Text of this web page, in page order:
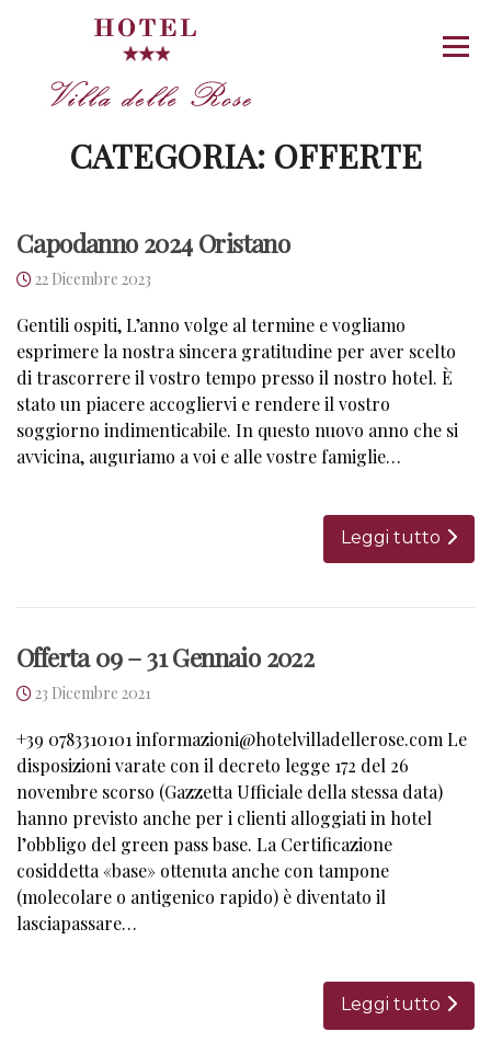
Menu
CATEGORIA: OFFERTE
Capodanno 2024 Oristano
22 Dicembre 2023
Gentili ospiti, L’anno volge al termine e vogliamo
esprimere la nostra sincera gratitudine per aver scelto
di trascorrere il vostro tempo presso il nostro hotel. È
stato un piacere accogliervi e rendere il vostro
soggiorno indimenticabile. In questo nuovo anno che si
avvicina, auguriamo a voi e alle vostre famiglie…
Leggi tutto
Offerta 09 – 31 Gennaio 2022
23 Dicembre 2021
+39 0783310101 informazioni@hotelvilladellerose.com Le
disposizioni varate con il decreto legge 172 del 26
novembre scorso (Gazzetta Ufficiale della stessa data)
hanno previsto anche per i clienti alloggiati in hotel
l’obbligo del green pass base. La Certificazione
cosiddetta «base» ottenuta anche con tampone
(molecolare o antigenico rapido) è diventato il
lasciapassare…
Leggi tutto